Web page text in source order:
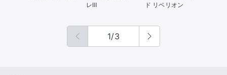
レⅢ
ド リベリオン
1/3